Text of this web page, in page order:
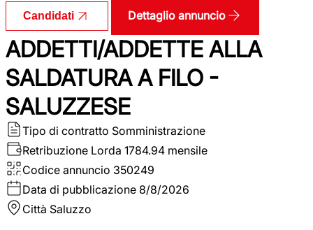
Candidati Dettaglio annuncio
ADDETTI/ADDETTE ALLA
SALDATURA A FILO -
SALUZZESE
Tipo di contratto Somministrazione
Retribuzione Lorda 1784.94 mensile
Codice annuncio 350249
Data di pubblicazione 8/8/2026
Città Saluzzo